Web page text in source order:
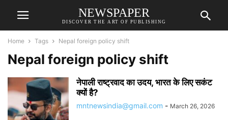
NEWSPAPER
DISCOVER THE ART OF PUBLISHING
Home Tags Nepal foreign policy shift
Nepal foreign policy shift
नेपाली राष्ट्रवाद का उदय, भारत के लिए सकंट
क्यों है?
mntnewsindia@gmail.com - March 26, 2026